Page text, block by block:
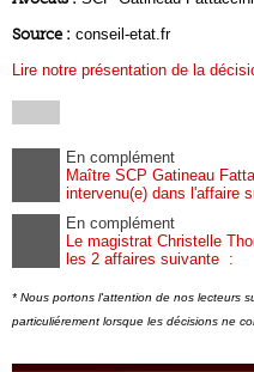
Source : conseil-etat.fr
Lire notre présentation de la
En complément
Maître SCP Gatineau
intervenu(e) dans l'affaire
En complément
Le magistrat Christelle
les 2 affaires suivante :
* Nous portons l'attention de nos lecteurs
particuliérement lorsque les décisions ne